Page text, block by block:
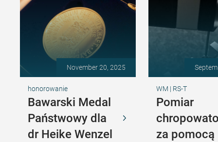
November 20, 2025
honorowanie
Bawarski Medal
Państwowy dla
dr Heike Wenzel
WM | RS-T
Pomiar
za pomocą